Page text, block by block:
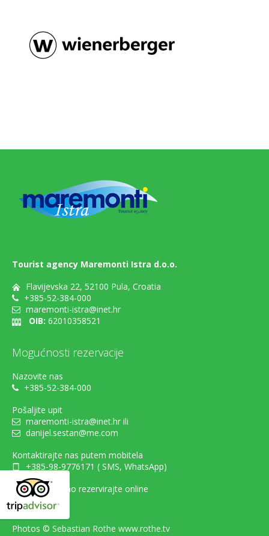
Tourist agency Maremonti Istra d.o.o.
Flavijevska 22, 52100 Pula, Croatia
+385-52-384-000
maremonti-istra@inet.hr
OIB: 62010358521
Mogućnosti rezervacije
Nazovite nas
+385-52-384-000
Pošaljite upit
maremonti-istra@inet.hr ili
danijel.sestan@me.com
Kontaktirajte nas putem mobitela
+385-98-9776171 ( SMS, WhatsApp)
... ili jednostavno rezervirajte online
Photos © Sebastian Rothe www.rothe.tv